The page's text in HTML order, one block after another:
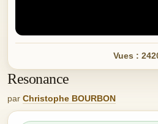
Vues :
Resonance
par Christophe BOURBON